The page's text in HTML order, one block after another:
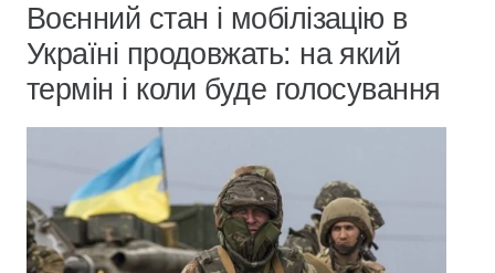
Воєнний стан і мобілізацію в
Україні продовжать: на який
термін і коли буде голосування